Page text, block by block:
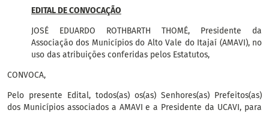
EDITAL DE CONVOCAÇÃO
JOSÉ EDUARDO ROTHBARTH THOMÉ, Presidente da
Associação dos Municípios do Alto Vale do Itajaí (AMAVI), no
uso das atribuições conferidas pelos Estatutos,
CONVOCA,
Pelo presente Edital, todos(as) os(as) Senhores(as) Prefeitos(as)
dos Municípios associados a AMAVI e a Presidente da UCAVI, para